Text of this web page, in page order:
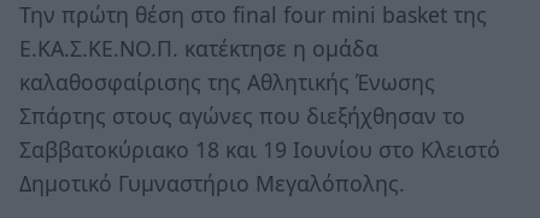
Την πρώτη θέση στο final four mini basket της
Ε.ΚΑ.Σ.ΚΕ.ΝΟ.Π. κατέκτησε η ομάδα
καλαθοσφαίρισης της Αθλητικής Ένωσης
Σπάρτης στους αγώνες που διεξήχθησαν το
Σαββατοκύριακο 18 και 19 Ιουνίου στο Κλειστό
Δημοτικό Γυμναστήριο Μεγαλόπολης.